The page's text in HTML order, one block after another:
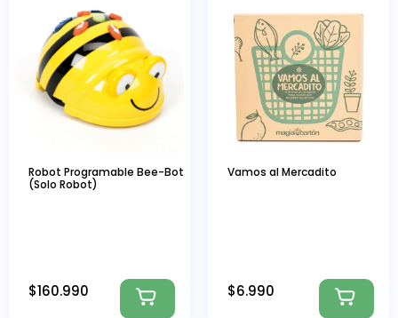
Robot Programable Bee-Bot
(Solo Robot)
$160.990
Vamos al Mercadito
$6.990